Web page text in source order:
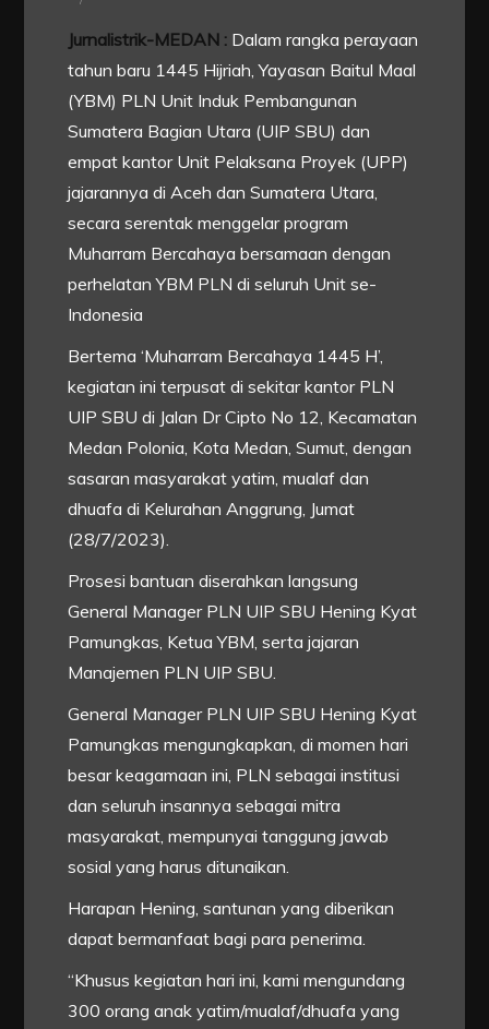
Jurnalistrik-MEDAN : Dalam rangka perayaan
tahun baru 1445 Hijriah, Yayasan Baitul Maal
(YBM) PLN Unit Induk Pembangunan
Sumatera Bagian Utara (UIP SBU) dan
empat kantor Unit Pelaksana Proyek (UPP)
jajarannya di Aceh dan Sumatera Utara,
secara serentak menggelar program
Muharram Bercahaya bersamaan dengan
perhelatan YBM PLN di seluruh Unit se-
Indonesia
Bertema ‘Muharram Bercahaya 1445 H’,
kegiatan ini terpusat di sekitar kantor PLN
UIP SBU di Jalan Dr Cipto No 12, Kecamatan
Medan Polonia, Kota Medan, Sumut, dengan
sasaran masyarakat yatim, mualaf dan
dhuafa di Kelurahan Anggrung, Jumat
(28/7/2023).
Prosesi bantuan diserahkan langsung
General Manager PLN UIP SBU Hening Kyat
Pamungkas, Ketua YBM, serta jajaran
Manajemen PLN UIP SBU.
General Manager PLN UIP SBU Hening Kyat
Pamungkas mengungkapkan, di momen hari
besar keagamaan ini, PLN sebagai institusi
dan seluruh insannya sebagai mitra
masyarakat, mempunyai tanggung jawab
sosial yang harus ditunaikan.
Harapan Hening, santunan yang diberikan
dapat bermanfaat bagi para penerima.
“Khusus kegiatan hari ini, kami mengundang
300 orang anak yatim/mualaf/dhuafa yang